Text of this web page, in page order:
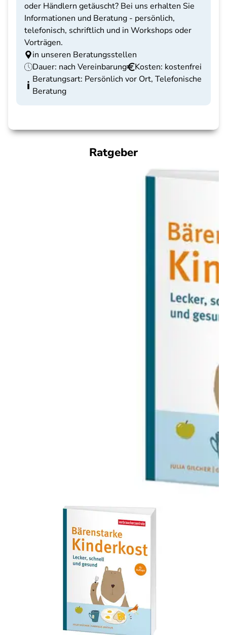
oder Händlern getäuscht? Bei uns erhalten Sie
Informationen und Beratung - persönlich,
telefonisch, schriftlich und in Workshops oder
Vorträgen.
in unseren Beratungsstellen
Dauer: nach Vereinbarung
Kosten: kostenfrei
Beratungsart: Persönlich vor Ort, Telefonische
Beratung
Ratgeber